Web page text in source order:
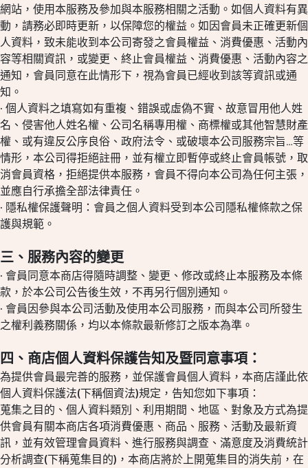
網站，使用本服務及參加與本服務相關之活動。如個人資料有異
動，請務必即時更新，以保障您的權益。如因會員未正確更新個
人資料，致未能收到本公司寄發之會員權益、消費優惠、活動內
容等相關資訊，或變更、終止會員權益、消費優惠、活動內容之
通知，會員同意在此情形下，視為會員已經收到該等資訊或通
知。
· 個人資料之填寫如有重複、錯誤或虛偽不實、故意冒用他人姓
名、侵害他人姓名權、公司名稱專用權、商標權或其他智慧財產
權、或有違反公序良俗、政府法令、或破壞本公司服務宗旨…等
情形，本公司得拒絕註冊，並有權立即暫停或終止會員帳號，取
消會員資格，拒絕提供本服務，會員不得向本公司為任何主張，
並應自行承擔全部法律責任。
· 隱私權保護聲明：會員之個人資料受到本公司隱私權條款之保
護與規範。
三、服務內容的變更
· 會員同意本商店得隨時調整、變更、修改或終止本服務及本條
款，於本公司公告後生效，不再另行個別通知。
· 會員因參與本公司活動及使用本公司服務，而與本公司所發生
之權利義務關係，均以本條款最新修訂之版本為準。
四、商店個人資料保護告知及暨同意事項：
為提供會員最完善的服務，並保護會員個人資料，本商店謹此依
個人資料保護法(下稱個資法)規定，告知您如下事項：
蒐集之目的、個人資料類別、利用期間、地區、對象及方式為提
供會員有關本商店各項消費優惠、商品、服務、活動及最新資
訊，並有效管理會員資料、進行服務與調查、滿意度及消費統計
分析調查(下稱蒐集目的)，本商店將於上開蒐集目的消失前，在